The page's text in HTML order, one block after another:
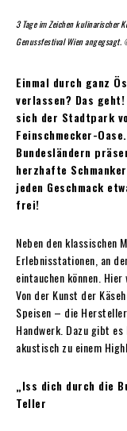
3 Tage im Zeichen kulinarischer
Genussfestival Wien
Einmal durch ganz
verlassen? Das
sich der Stadtpark
Feinschmecker-
Bundesländern
herzhafte
jeden Geschmack
frei!
Neben den klassischen
Erlebnisstationen, an
eintauchen können.
Von der Kunst der
Speisen – die
Handwerk. Dazu gibt
akustisch zu einem
„Iss dich durch die
Teller